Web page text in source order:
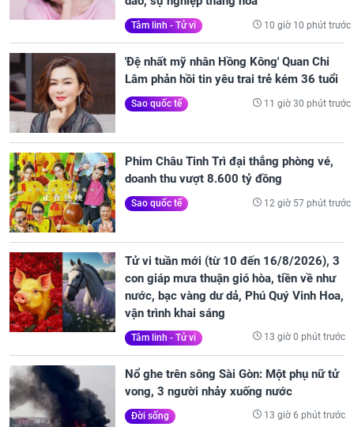
Tâm linh - Tử vi 10 giờ 10 phút trước
'Đệ nhất mỹ nhân Hồng Kông' Quan Chi
Lâm phản hồi tin yêu trai trẻ kém 36 tuổi
Sao quốc tế 11 giờ 30 phút trước
Phim Châu Tinh Trì đại thắng phòng vé,
doanh thu vượt 8.600 tỷ đồng
Sao quốc tế 12 giờ 57 phút trước
Tử vi tuần mới (từ 10 đến 16/8/2026), 3
con giáp mưa thuận gió hòa, tiền về như
nước, bạc vàng dư dả, Phú Quý Vinh Hoa,
vận trình khai sáng
Tâm linh - Tử vi 13 giờ 0 phút trước
Nổ ghe trên sông Sài Gòn: Một phụ nữ tử
vong, 3 người nhảy xuống nước
Đời sống 13 giờ 6 phút trước